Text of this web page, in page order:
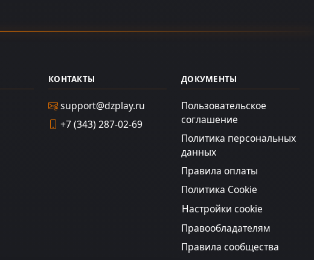
КОНТАКТЫ
support@dzplay.ru
+7 (343) 287-02-69
ДОКУМЕНТЫ
Пользовательское
соглашение
Политика персональных
данных
Правила оплаты
Политика Cookie
Настройки cookie
Правообладателям
Правила сообщества